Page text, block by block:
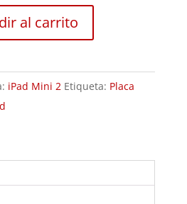
al carrito
iPad Mini 2 Etiqueta: Placa